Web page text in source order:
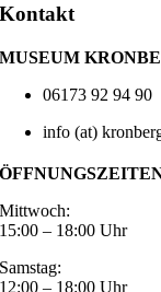
Kontakt
MUSEUM
06173 92 94 90
info (at)
Mittwoch:
15:00 – 18:00 Uhr
Samstag:
12:00 – 18:00 Uhr